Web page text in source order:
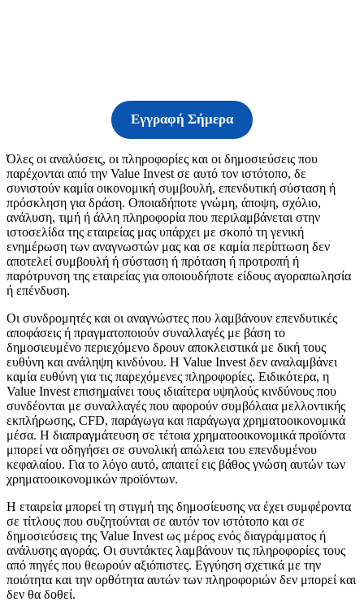
Εγγραφή Σήμερα
Όλες οι αναλύσεις, οι πληροφορίες και οι δημοσιεύσεις που
παρέχονται από την Value Invest σε αυτό τον ιστότοπο, δε
συνιστούν καμία οικονομική συμβουλή, επενδυτική σύσταση ή
πρόσκληση για δράση. Οποιαδήποτε γνώμη, άποψη, σχόλιο,
ανάλυση, τιμή ή άλλη πληροφορία που περιλαμβάνεται στην
ιστοσελίδα της εταιρείας μας υπάρχει με σκοπό τη γενική
ενημέρωση των αναγνωστών μας και σε καμία περίπτωση δεν
αποτελεί συμβουλή ή σύσταση ή πρόταση ή προτροπή ή
παρότρυνση της εταιρείας για οποιουδήποτε είδους αγοραπωλησία
ή επένδυση.
Οι συνδρομητές και οι αναγνώστες που λαμβάνουν επενδυτικές
αποφάσεις ή πραγματοποιούν συναλλαγές με βάση το
δημοσιευμένο περιεχόμενο δρουν αποκλειστικά με δική τους
ευθύνη και ανάληψη κινδύνου. Η Value Invest δεν αναλαμβάνει
καμία ευθύνη για τις παρεχόμενες πληροφορίες. Ειδικότερα, η
Value Invest επισημαίνει τους ιδιαίτερα υψηλούς κινδύνους που
συνδέονται με συναλλαγές που αφορούν συμβόλαια μελλοντικής
εκπλήρωσης, CFD, παράγωγα και παράγωγα χρηματοοικονομικά
μέσα. Η διαπραγμάτευση σε τέτοια χρηματοοικονομικά προϊόντα
μπορεί να οδηγήσει σε συνολική απώλεια του επενδυμένου
κεφαλαίου. Για το λόγο αυτό, απαιτεί εις βάθος γνώση αυτών των
χρηματοοικονομικών προϊόντων.
Η εταιρεία μπορεί τη στιγμή της δημοσίευσης να έχει συμφέροντα
σε τίτλους που συζητούνται σε αυτόν τον ιστότοπο και σε
δημοσιεύσεις της Value Invest ως μέρος ενός διαγράμματος ή
ανάλυσης αγοράς. Οι συντάκτες λαμβάνουν τις πληροφορίες τους
από πηγές που θεωρούν αξιόπιστες. Εγγύηση σχετικά με την
ποιότητα και την ορθότητα αυτών των πληροφοριών δεν μπορεί και
δεν θα δοθεί.